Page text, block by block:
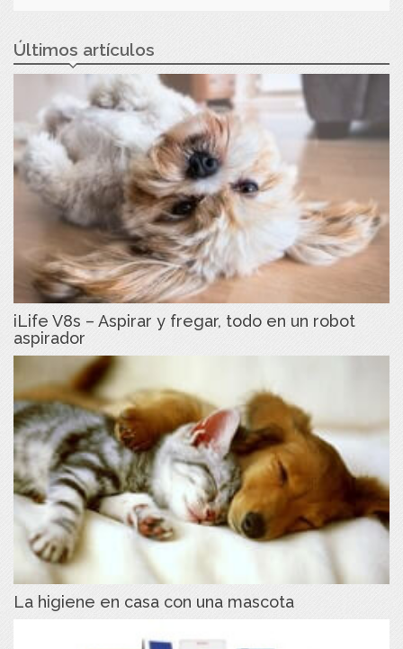
Últimos artículos
iLife V8s – Aspirar y fregar, todo en un robot
aspirador
La higiene en casa con una mascota